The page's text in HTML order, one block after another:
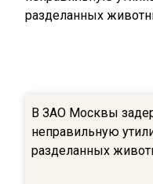
В ЗАО Москвы
неправильную
разделанных